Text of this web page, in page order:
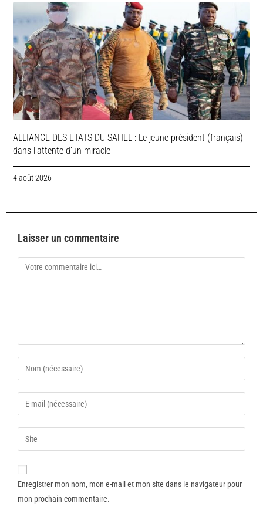
ALLIANCE DES ETATS DU SAHEL : Le jeune président (français)
dans l’attente d’un miracle
4 août 2026
Laisser un commentaire
Enregistrer mon nom, mon e-mail et mon site dans le navigateur pour
mon prochain commentaire.